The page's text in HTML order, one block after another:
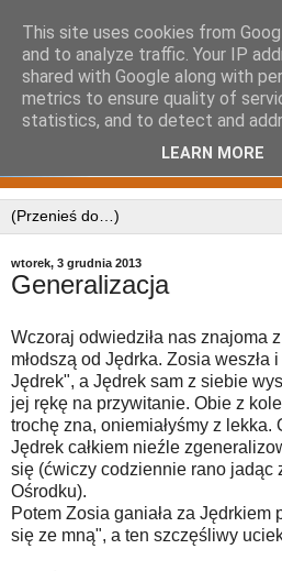
wtorek, 3 grudnia 2013
Generalizacja
Wczoraj odwiedziła nas znajoma
młodszą od Jędrka. Zosia weszła
Jędrek", a Jędrek sam z siebie
jej rękę na przywitanie. Obie z
trochę zna, oniemiałyśmy z lekka.
Jędrek całkiem nieźle
się (ćwiczy codziennie rano jadąc
Ośrodku).
Potem Zosia ganiała za Jędrkiem
się ze mną", a ten szczęśliwy
This site uses cookies from
and to analyze traffic. Your IP
shared with Google along with
metrics to ensure quality of
statistics, and to detect and
LEARN MORE